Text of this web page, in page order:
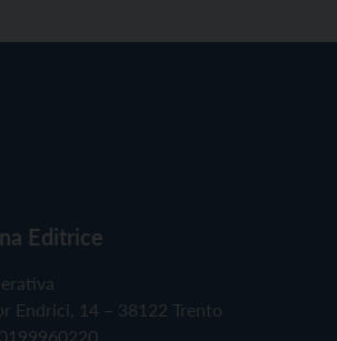
Editrice
Endrici, 14 – 38122 Trento